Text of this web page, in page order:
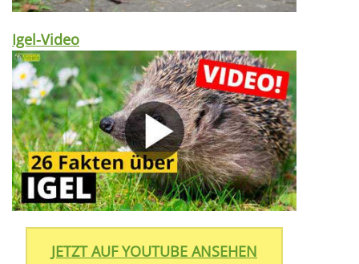
Igel-Video
JETZT AUF YOUTUBE ANSEHEN